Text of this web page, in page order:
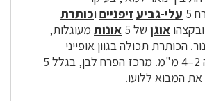
5
עלי-גביע זיפניים וכותרת
אוגן של 5 אונות מעוגלות,
הכותרת תכולה בגוון אופייני
למשפחתה, קוטרה 2–4 מ"מ. מרכז הפרח לבן, בגלל 5
המבוא ללועו.